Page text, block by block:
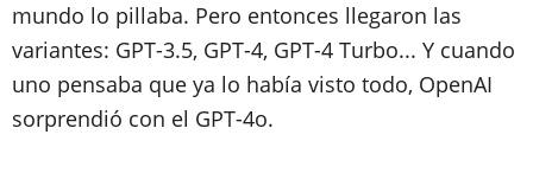
mundo lo pillaba. Pero entonces llegaron las
variantes: GPT-3.5, GPT-4, GPT-4 Turbo... Y cuando
uno pensaba que ya lo había visto todo, OpenAI
sorprendió con el GPT-4o.